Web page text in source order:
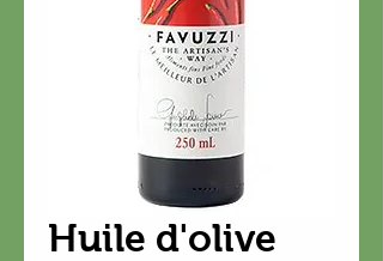
Huile d'olive